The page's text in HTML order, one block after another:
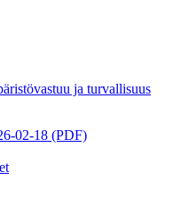
ja turvallisuus
02-18 (PDF)